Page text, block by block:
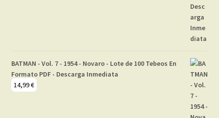
BATMAN - Vol. 7 - 1954 - Novaro - Lote de 100 Tebeos En
Formato PDF - Descarga Inmediata
14,99€